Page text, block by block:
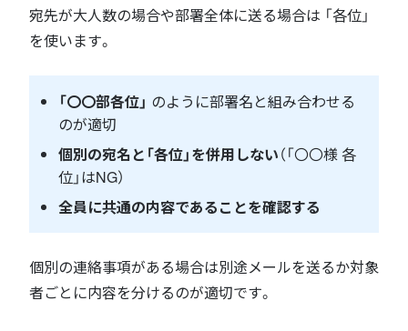
宛先が大人数の場合や部署全体に送る場合は 「各位」
を使います。
「〇〇部各位」 のように部署名と組み合わせる
のが適切
個別の宛名と「各位」を併用しない（「〇〇様 各
位」はNG）
全員に共通の内容であることを確認する
個別の連絡事項がある場合は別途メールを送るか対象
者ごとに内容を分けるのが適切です。